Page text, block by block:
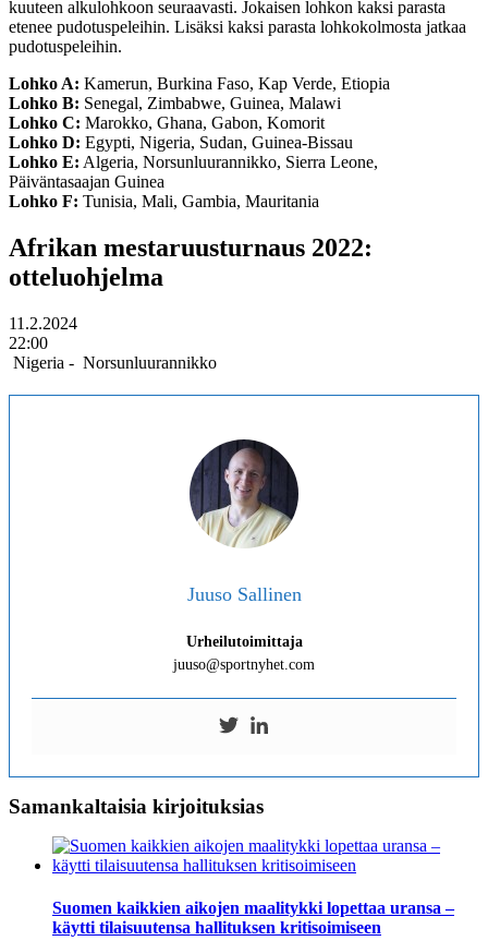
kuuteen alkulohkoon seuraavasti. Jokaisen lohkon kaksi parasta
etenee pudotuspeleihin. Lisäksi kaksi parasta lohkokolmosta jatkaa
pudotuspeleihin.
Lohko A: Kamerun, Burkina Faso, Kap Verde, Etiopia
Lohko B: Senegal, Zimbabwe, Guinea, Malawi
Lohko C: Marokko, Ghana, Gabon, Komorit
Lohko D: Egypti, Nigeria, Sudan, Guinea-Bissau
Lohko E: Algeria, Norsunluurannikko, Sierra Leone,
Päiväntasaajan Guinea
Lohko F: Tunisia, Mali, Gambia, Mauritania
Afrikan mestaruusturnaus 2022:
otteluohjelma
11.2.2024
22:00
Nigeria - Norsunluurannikko
Juuso Sallinen
Urheilutoimittaja
juuso@sportnyhet.com
Samankaltaisia kirjoituksias
Suomen kaikkien aikojen maalitykki lopettaa uransa –
käytti tilaisuutensa hallituksen kritisoimiseen